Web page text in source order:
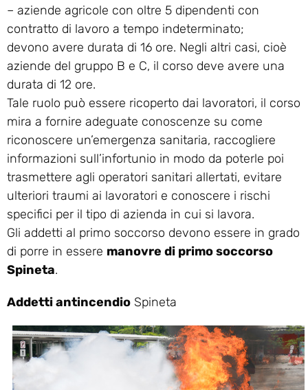
– aziende agricole con oltre 5 dipendenti con
contratto di lavoro a tempo indeterminato;
devono avere durata di 16 ore. Negli altri casi, cioè
aziende del gruppo B e C, il corso deve avere una
durata di 12 ore.
Tale ruolo può essere ricoperto dai lavoratori, il corso
mira a fornire adeguate conoscenze su come
riconoscere un’emergenza sanitaria, raccogliere
informazioni sull’infortunio in modo da poterle poi
trasmettere agli operatori sanitari allertati, evitare
ulteriori traumi ai lavoratori e conoscere i rischi
specifici per il tipo di azienda in cui si lavora.
Gli addetti al primo soccorso devono essere in grado
di porre in essere manovre di primo soccorso
Spineta.
Addetti antincendio Spineta